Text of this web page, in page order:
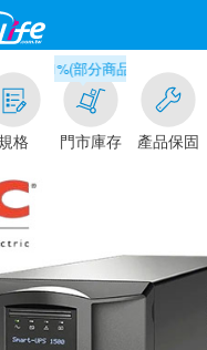
規格
折1%(部分商品不適用)-請點我看
門市庫存 產品保固